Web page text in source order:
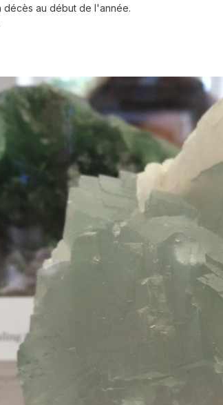
décès au début de l'année.